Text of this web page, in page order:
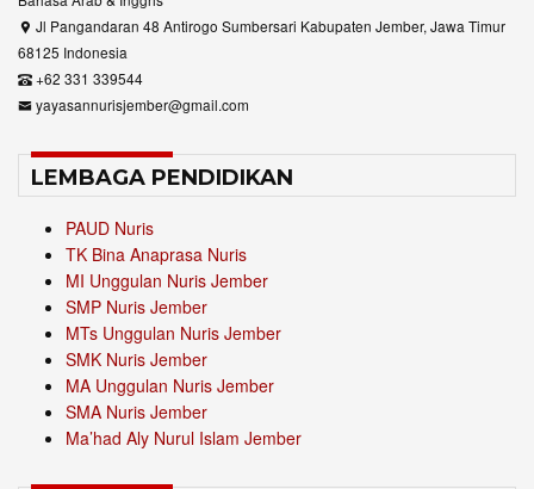
Jl Pangandaran 48 Antirogo Sumbersari Kabupaten Jember, Jawa Timur
68125 Indonesia
+62 331 339544
yayasannurisjember@gmail.com
LEMBAGA PENDIDIKAN
PAUD Nuris
TK Bina Anaprasa Nuris
MI Unggulan Nuris Jember
SMP Nuris Jember
MTs Unggulan Nuris Jember
SMK Nuris Jember
MA Unggulan Nuris Jember
SMA Nuris Jember
Ma’had Aly Nurul Islam Jember